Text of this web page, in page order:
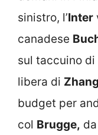
sinistro, l’Inter
canadese
sul taccuino
libera di Zhang
budget per
col Brugge,